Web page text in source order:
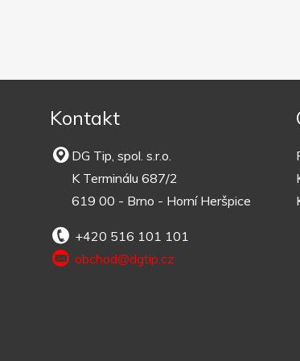
Kontakt
DG Tip, spol. s.r.o.
K Terminálu 687/2
619 00 - Brno - Horní Heršpice
+420 516 101 101
obchod@dgtip.cz